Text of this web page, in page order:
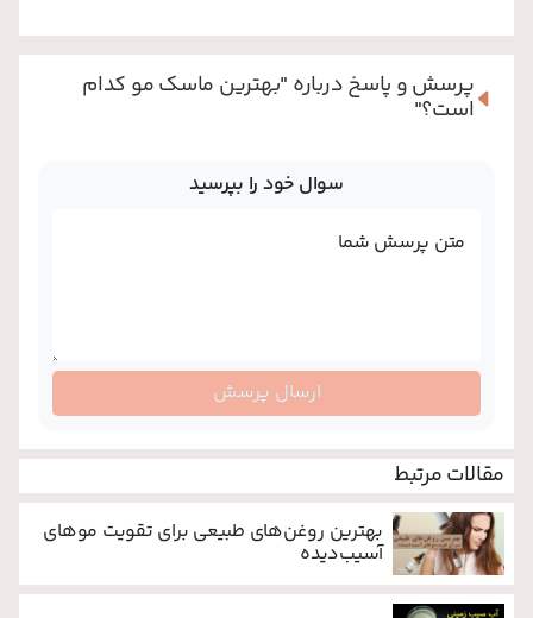
پرسش و پاسخ درباره "بهترین ماسک مو کدام
است؟"
سوال خود را بپرسید
متن پرسش شما
ارسال پرسش
مقالات مرتبط
بهترین روغن‌های طبیعی برای تقویت موهای
آسیب‌دیده